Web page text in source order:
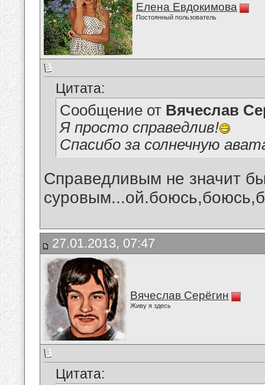
Елена Евдокимова
Постоянный пользователь
Цитата:
Сообщение от Вячеслав
Я просто справедлив!
Спасибо за солнечную
Справедливым не значит
27.01.2013, 07:47
Вячеслав Серёгин
Живу я здесь
Цитата: